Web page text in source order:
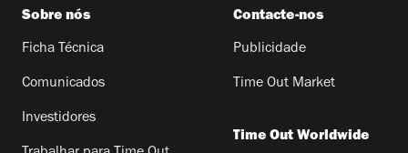
Sobre nós
Ficha Técnica
Comunicados
Investidores
Contacte-nos
Publicidade
Time Out Market
Time Out Worldwide